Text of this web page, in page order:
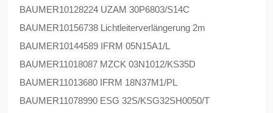
BAUMER10128224 UZAM 30P6803/S14C
BAUMER10156738 Lichtleiterverlängerung 2m
BAUMER10144589 IFRM 05N15A1/L
BAUMER11018087 MZCK 03N1012/KS35D
BAUMER11013680 IFRM 18N37M1/PL
BAUMER11078990 ESG 32S/KSG32SH0050/T